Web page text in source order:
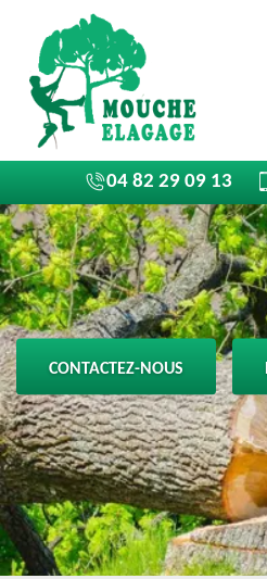
04 82 29 09 13
CONTACTEZ-NOUS